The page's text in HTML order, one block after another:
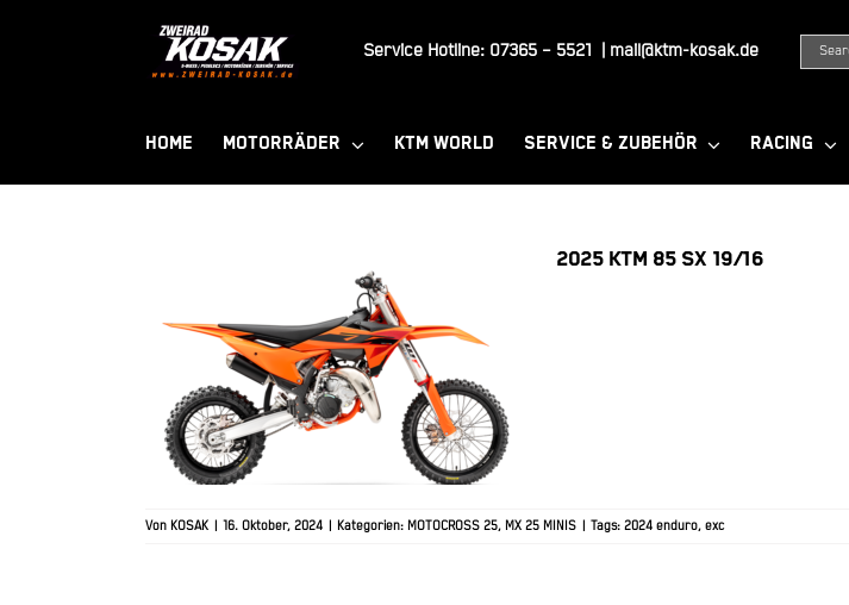
Service Hotline: 07365 – 5521 mail@ktm-kosak.de
Suche
HOME MOTORRÄDER KTM WORLD SERVICE & ZUBEHÖR RACING
2025 KTM 85 SX 19/16
2025 KTM 85 SX 19/16
Von KOSAK 16. Oktober, 2024 Kategorien: MOTOCROSS 25, MX 25 MINIS Tags: 2024 enduro, exc